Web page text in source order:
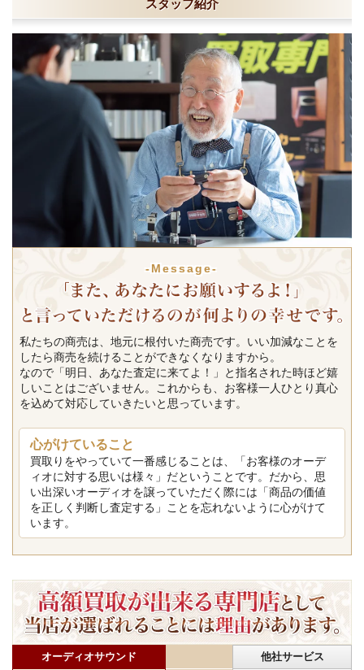
スタッフ紹介
-Message-
私たちの商売は、地元に根付いた商売です。いい加減なことを
したら商売を続けることができなくなりますから。
なので「明日、あなた査定に来てよ！」と指名された時ほど嬉
しいことはございません。これからも、お客様一人ひとり真心
を込めて対応していきたいと思っています。
心がけていること
買取りをやっていて一番感じることは、「お客様のオーデ
ィオに対する思いは様々」だということです。だから、思
い出深いオーディオを譲っていただく際には「商品の価値
を正しく判断し査定する」ことを忘れないように心がけて
います。
オーディオサウンド 他社サービス